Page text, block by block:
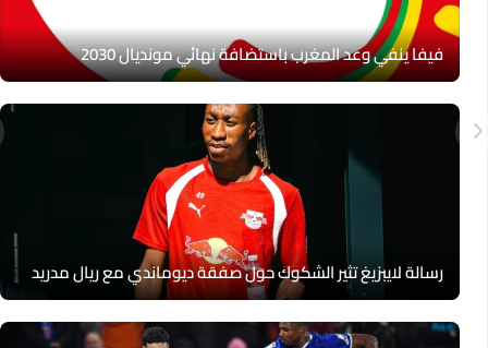
فيفا ينفي وعد المغرب باستضافة نهائي مونديال 2030
رسالة لايبزيغ تثير الشكوك حول صفقة ديوماندي مع ريال مدريد